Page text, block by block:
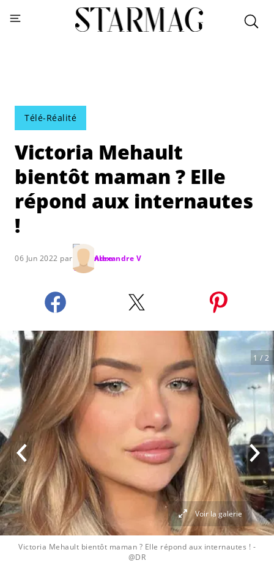
Télé-Réalité
Victoria Mehault
bientôt maman ? Elle
répond aux internautes
!
06 Jun 2022 par Alexandre V
Victoria Mehault bientôt maman ? Elle répond aux internautes ! -
@DR
1 / 2
Voir la galerie